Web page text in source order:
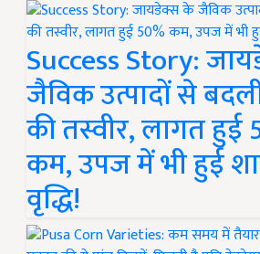
Success Story:
जैविक उत्पादों से
की तस्वीर, लागत हुई
कम, उपज में भी हुई
वृद्धि!